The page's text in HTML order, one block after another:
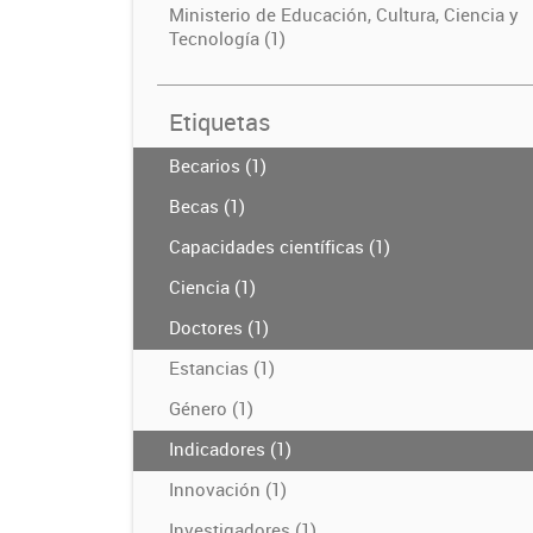
Ministerio de Educación, Cultura, Ciencia y
Tecnología (1)
Etiquetas
Becarios (1)
Becas (1)
Capacidades científicas (1)
Ciencia (1)
Doctores (1)
Estancias (1)
Género (1)
Indicadores (1)
Innovación (1)